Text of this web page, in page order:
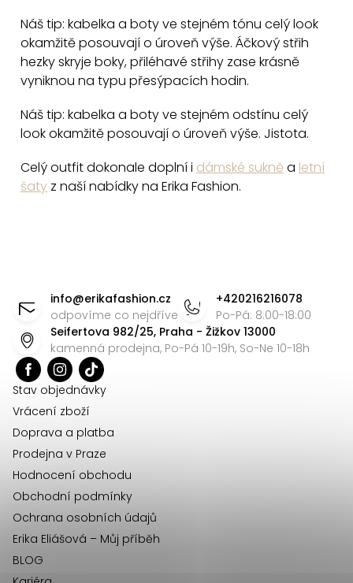
Náš tip: kabelka a boty ve stejném tónu celý look
okamžitě posouvají o úroveň výše. Áčkový střih
hezky skryje boky, přiléhavé střihy zase krásně
vyniknou na typu přesýpacích hodin.
Náš tip: kabelka a boty ve stejném odstínu celý
look okamžitě posouvají o úroveň výše. Jistota.
Celý outfit dokonale doplní i dámské sukně a letní
šaty z naší nabídky na Erika Fashion.
info@erikafashion.cz
odpovíme co nejdříve
+420216216078
Po-Pá: 8:00-18:00
Seifertova 982/25, Praha - Žižkov 13000
kamenná prodejna, Po-Pá 10-19h, So-Ne 10-18h
Stav objednávky
Vrácení zboží
Doprava a platba
Prodejna v Praze
Hodnocení obchodu
Obchodní podmínky
Ochrana osobních údajů
Erika Eliášová – Můj příběh
BLOG